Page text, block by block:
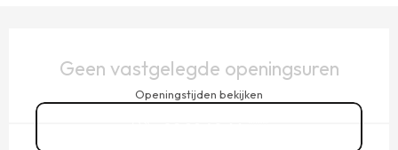
Geen vastgelegde openingsuren
Openingstijden bekijken